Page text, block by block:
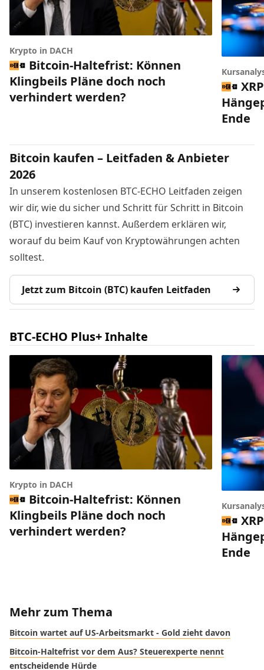
Krypto in DACH
Bitcoin-Haltefrist: Können
Klingbeils Pläne doch noch
verhindert werden?
Ende
Bitcoin kaufen – Leitfaden & Anbieter
2026
In unserem kostenlosen BTC-ECHO Leitfaden zeigen
wir dir, wie du sicher und Schritt für Schritt in Bitcoin
(BTC) investieren kannst. Außerdem erklären wir,
worauf du beim Kauf von Kryptowährungen achten
solltest.
Jetzt zum Bitcoin (BTC) kaufen Leitfaden
BTC-ECHO Plus+ Inhalte
Krypto in DACH
Bitcoin-Haltefrist: Können
Klingbeils Pläne doch noch
verhindert werden?
Ende
Mehr zum Thema
Bitcoin wartet auf US-Arbeitsmarkt - Gold zieht davon
Bitcoin-Haltefrist vor dem Aus? Steuerexperte nennt
entscheidende Hürde